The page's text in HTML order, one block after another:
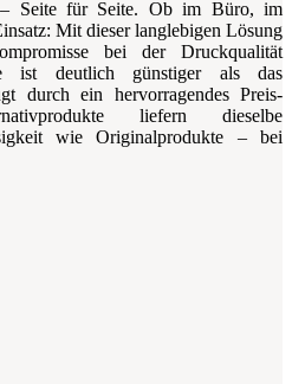
– Seite für Seite. Ob im Büro, im
Mit dieser langlebigen Lösung
bei der Druckqualität
ist deutlich günstiger als das
durch ein hervorragendes Preis-
liefern dieselbe
wie Originalprodukte – bei